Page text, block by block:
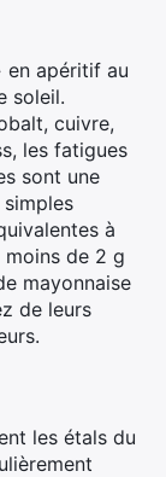
en apéritif au
soleil.
cuivre,
les fatigues
sont une
simples
à
de 2 g
mayonnaise
de leurs
les étals du